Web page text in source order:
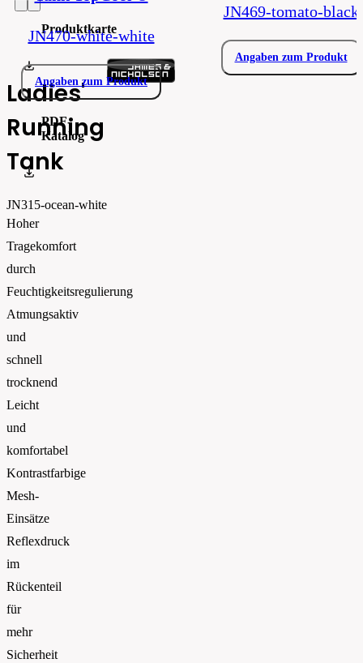
Ladies'
Running
Tank
JN315-ocean-white
Hoher
Tragekomfort
durch
Feuchtigkeitsregulierung
Atmungsaktiv
und
schnell
trocknend
Leicht
und
komfortabel
Kontrastfarbige
Mesh-
Einsätze
Reflexdruck
im
Rückenteil
für
mehr
Sicherheit
Produktkarte
product_data_sheet_JN315.pdf
PDF-
Katalog
EN-Daiber-Main_2026_web
JN470-white-white
Angaben zum Produkt
JN469-tomato-black
Angaben zum Produkt